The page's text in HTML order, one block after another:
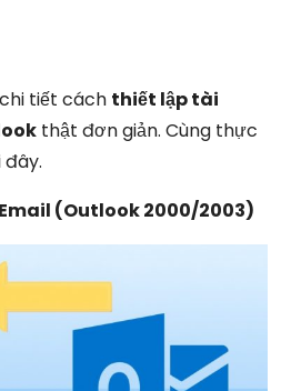
tiết cách thiết lập tài
thật đơn giản. Cùng thực
(Outlook 2000/2003)